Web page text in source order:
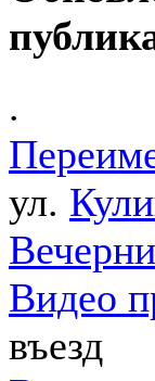
.
ул.
Видео
въезд